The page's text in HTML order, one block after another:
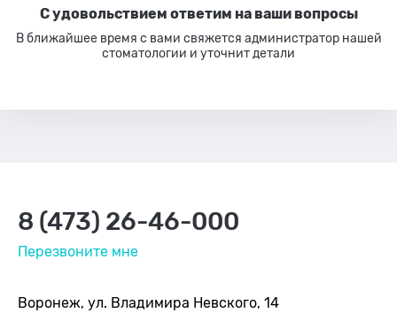
С удовольствием ответим на ваши вопросы
В ближайшее время с вами свяжется администратор нашей
стоматологии и уточнит детали
8 (473) 26-46-000
Перезвоните мне
Воронеж, ул. Владимира Невского, 14